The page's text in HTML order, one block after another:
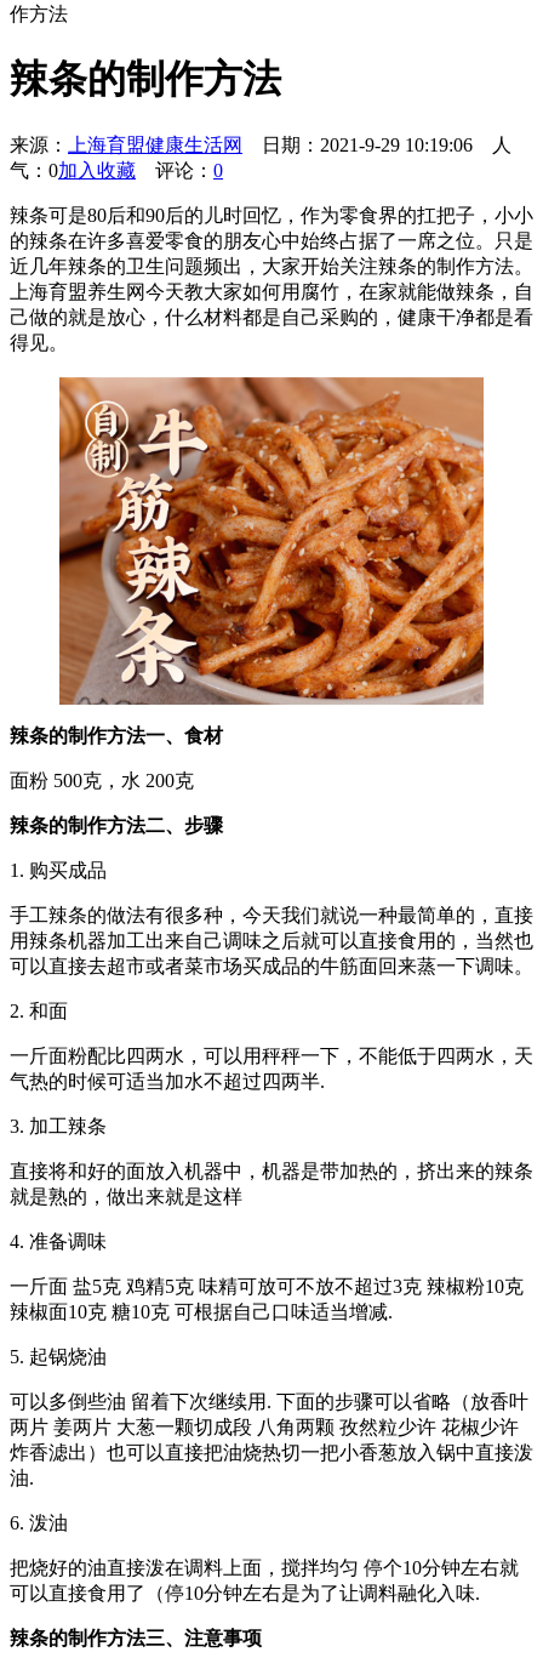
作方法
辣条的制作方法
来源： 上海育盟健康生活网 日期：2021-9-29 10:19:06
人
气：0加入收藏 评论： 0
辣条可是80后和90后的儿时回忆，作为零食界的扛把子，小小
的辣条在许多喜爱零食的朋友心中始终占据了一席之位。只是
近几年辣条的卫生问题频出，大家开始关注辣条的制作方法。
上海育盟养生网今天教大家如何用腐竹，在家就能做辣条，自
己做的就是放心，什么材料都是自己采购的，健康干净都是看
得见。
辣条的制作方法一、食材
面粉 500克，水 200克
辣条的制作方法二、步骤
1. 购买成品
手工辣条的做法有很多种，今天我们就说一种最简单的，直接
用辣条机器加工出来自己调味之后就可以直接食用的，当然也
可以直接去超市或者菜市场买成品的牛筋面回来蒸一下调味。
2. 和面
一斤面粉配比四两水，可以用秤秤一下，不能低于四两水，天
气热的时候可适当加水不超过四两半.
3. 加工辣条
直接将和好的面放入机器中，机器是带加热的，挤出来的辣条
就是熟的，做出来就是这样
4. 准备调味
一斤面 盐5克 鸡精5克 味精可放可不放不超过3克 辣椒粉10克
辣椒面10克 糖10克 可根据自己口味适当增减.
5. 起锅烧油
可以多倒些油 留着下次继续用. 下面的步骤可以省略（放香叶
两片 姜两片 大葱一颗切成段 八角两颗 孜然粒少许 花椒少许
炸香滤出）也可以直接把油烧热切一把小香葱放入锅中直接泼
油.
6. 泼油
把烧好的油直接泼在调料上面，搅拌均匀 停个10分钟左右就
可以直接食用了（停10分钟左右是为了让调料融化入味.
辣条的制作方法三、注意事项